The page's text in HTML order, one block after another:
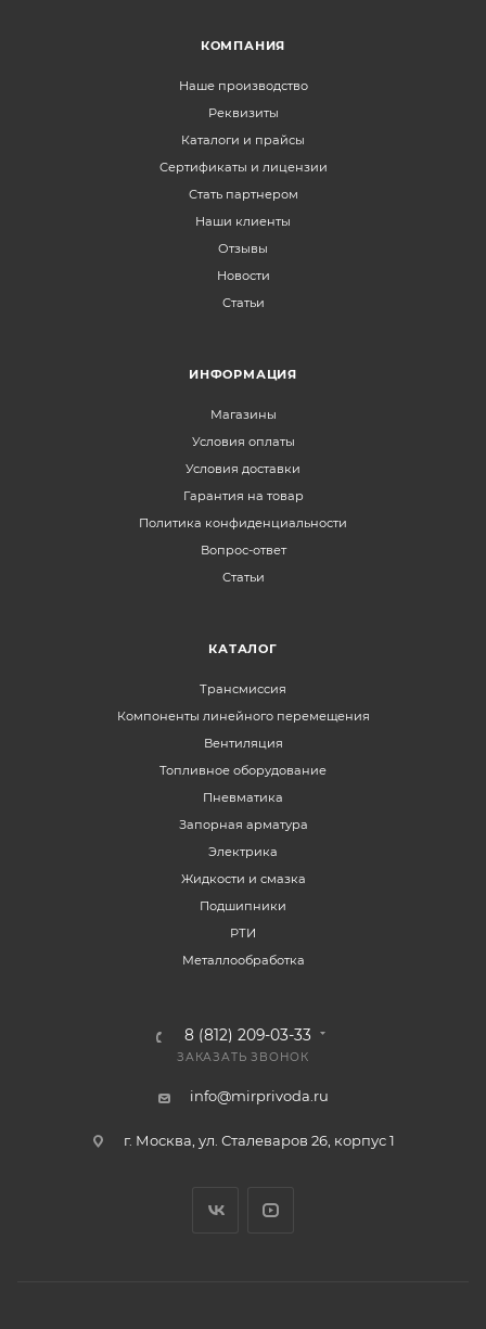
КОМПАНИЯ
Наше производство
Реквизиты
Каталоги и прайсы
Сертификаты и лицензии
Стать партнером
Наши клиенты
Отзывы
Новости
Статьи
ИНФОРМАЦИЯ
Магазины
Условия оплаты
Условия доставки
Гарантия на товар
Политика конфиденциальности
Вопрос-ответ
Статьи
КАТАЛОГ
Трансмиссия
Компоненты линейного перемещения
Вентиляция
Топливное оборудование
Пневматика
Запорная арматура
Электрика
Жидкости и смазка
Подшипники
РТИ
Металлообработка
8 (812) 209-03-33
ЗАКАЗАТЬ ЗВОНОК
info@mirprivoda.ru
г. Москва, ул. Сталеваров 26, корпус 1